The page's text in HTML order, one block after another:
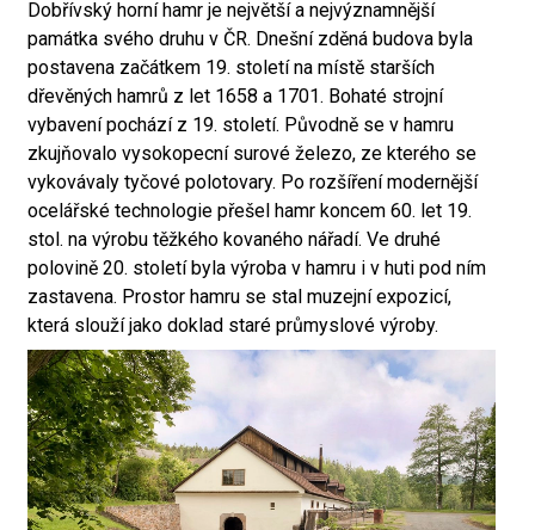
Dobřívský horní hamr je největší a nejvýznamnější
památka svého druhu v ČR. Dnešní zděná budova byla
postavena začátkem 19. století na místě starších
dřevěných hamrů z let 1658 a 1701. Bohaté strojní
vybavení pochází z 19. století. Původně se v hamru
zkujňovalo vysokopecní surové železo, ze kterého se
vykovávaly tyčové polotovary. Po rozšíření modernější
ocelářské technologie přešel hamr koncem 60. let 19.
stol. na výrobu těžkého kovaného nářadí. Ve druhé
polovině 20. století byla výroba v hamru i v huti pod ním
zastavena. Prostor hamru se stal muzejní expozicí,
která slouží jako doklad staré průmyslové výroby.